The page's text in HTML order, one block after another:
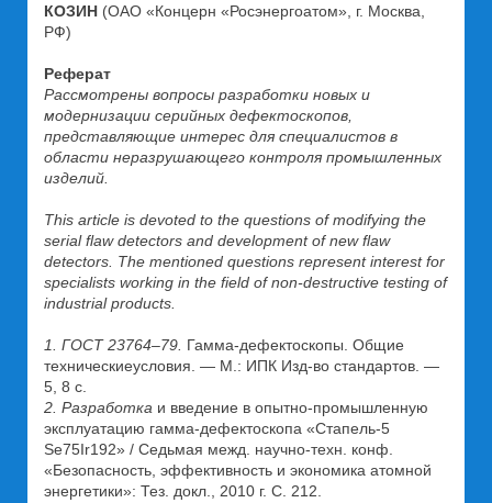
КОЗИН (ОАО «Концерн «Росэнергоатом», г. Москва,
РФ)
Реферат
Рассмотрены вопросы разработки новых и
модернизации серийных дефектоскопов,
представляющие интерес для специалистов в
области неразрушающего контроля промышленных
изделий.
This article is devoted to the questions of modifying the
serial flaw detectors and development of new flaw
detectors. The mentioned questions represent interest for
specialists working in the field of non-destructive testing of
industrial products.
1. ГОСТ 23764–79. Гамма-дефектоскопы. Общие
техническиеусловия. — М.: ИПК Изд-во стандартов. —
5, 8 с.
2. Разработка и введение в опытно-промышленную
эксплуатацию гамма-дефектоскопа «Стапель-5
Se75Ir192» / Седьмая межд. научно-техн. конф.
«Безопасность, эффективность и экономика атомной
энергетики»: Тез. докл., 2010 г. С. 212.